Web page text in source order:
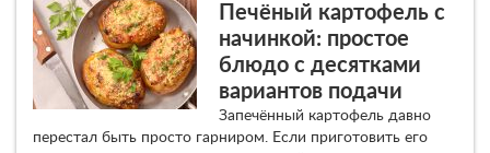
Печёный картофель с
начинкой: простое
блюдо с десятками
вариантов подачи
Запечённый картофель давно
перестал быть просто гарниром. Если приготовить его